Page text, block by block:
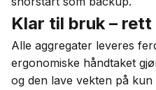
Klar til bruk – rett
Alle aggregater leveres
ergonomiske håndtaket
og den lave vekten på